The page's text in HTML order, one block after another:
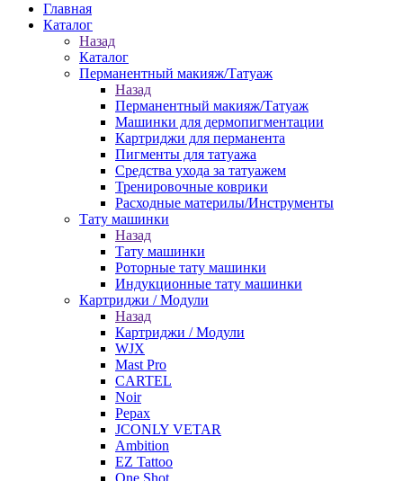
Главная
Каталог
Назад
Каталог
Перманентный макияж/Татуаж
Назад
Перманентный макияж/Татуаж
Машинки для дермопигментации
Картриджи для перманента
Пигменты для татуажа
Средства ухода за татуажем
Тренировочные коврики
Расходные материлы/Инструменты
Тату машинки
Назад
Тату машинки
Роторные тату машинки
Индукционные тату машинки
Картриджи / Модули
Назад
Картриджи / Модули
WJX
Mast Pro
CARTEL
Noir
Pepax
JCONLY VETAR
Ambition
EZ Tattoo
One Shot